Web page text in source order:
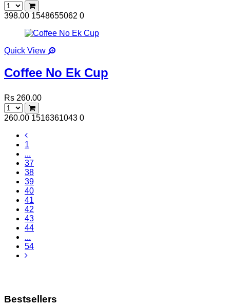
398.00 1548655062 0
Quick View
Coffee No Ek Cup
Rs 260.00
260.00 1516361043 0
1
...
37
38
39
40
41
42
43
44
...
54
Bestsellers